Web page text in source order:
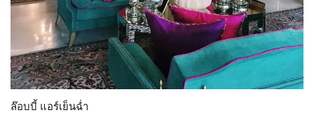
ล๊อบบี้ แอร์เย็นฉ่ำ